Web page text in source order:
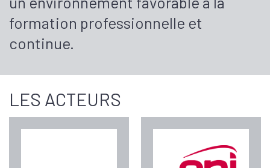
formation professionnelle et
continue.
LES ACTEURS